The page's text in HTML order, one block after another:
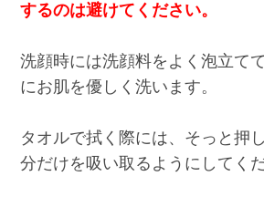
するのは避けてください。
洗顔時には洗顔料をよく泡立て
にお肌を優しく洗います。
タオルで拭く際には、そっと押
分だけを吸い取るようにしてくだ